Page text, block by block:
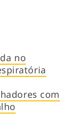
no
com